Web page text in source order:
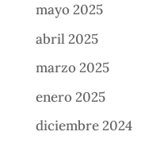
mayo 2025
abril 2025
marzo 2025
enero 2025
diciembre 2024